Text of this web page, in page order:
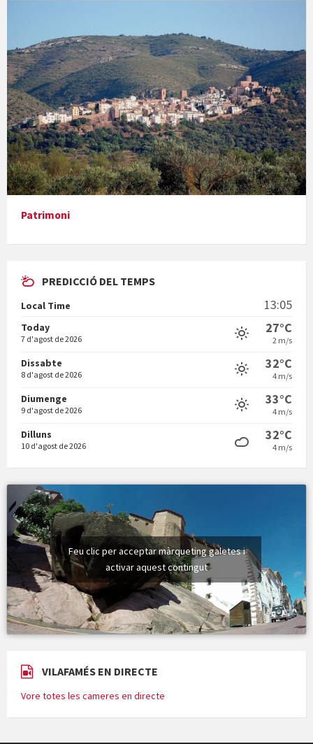
Concerts al Museu
Presentació del llibre &quot;La mare&quot;, d'Emma Zafon
En Bum
Vermuts a la Font. Hit parit
Patrimoni
PREDICCIÓ DEL TEMPS
Local Time 13:05
Today
7 d'agost de 2026
27°C
2 m/s
Dissabte
8 d'agost de 2026
32°C
4 m/s
Diumenge
9 d'agost de 2026
33°C
4 m/s
Dilluns
10 d'agost de 2026
32°C
4 m/s
Feu clic per acceptar màrqueting galetes i
activar aquest contingut
VILAFAMÉS EN DIRECTE
Vore totes les cameres en directe